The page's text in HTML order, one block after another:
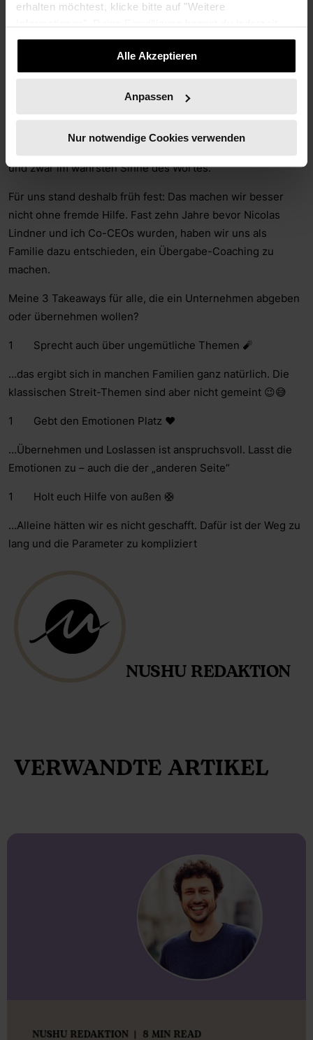
erhalten möchtest, klicke bitte auf "Weitere
widerrufen.
Alle Akzeptieren
Anpassen
Nur notwendige Cookies verwenden
Welche drei Tipps hast du für
nushus, die ein
Familienunternehmen
weiterführen möchten?
Generationswechsel in Familienunternehmen sind vor
allem eins: sehr kräftezehrend für alle Beteiligten und eine
und zwar im wahrsten Sinne des Wortes.
Für uns stand deshalb früh fest: Das machen wir besser
nicht ohne fremde Hilfe. Fast zehn Jahre bevor Nicolas
Lindner und ich Co-CEOs wurden, haben wir uns als
Familie dazu entschieden, ein Übergabe-Coaching zu
machen.
Meine 3 Takeaways für alle, die ein Unternehmen abgeben
oder übernehmen wollen?
Sprecht auch über ungemütliche Themen 🧨
…das ergibt sich in manchen Familien ganz natürlich. Die
klassischen Streit-Themen sind aber nicht gemeint 😉😅
Gebt den Emotionen Platz ❤️
…Übernehmen und Loslassen ist anspruchsvoll. Lasst die
Emotionen zu – auch die der „anderen Seite“
Holt euch Hilfe von außen 🛟
…Alleine hätten wir es nicht geschafft. Dafür ist der Weg zu
lang und die Parameter zu kompliziert
NUSHU REDAKTION
VERWANDTE ARTIKEL
NUSHU REDAKTION 8 MIN READ